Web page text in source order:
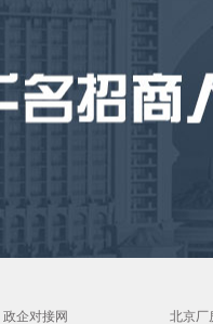
政企对接网
北京厂